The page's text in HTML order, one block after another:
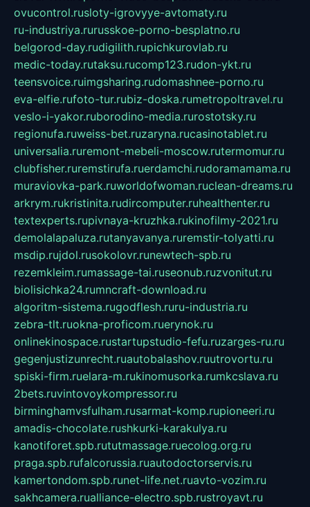
ovucontrol.rusloty-igrovyye-avtomaty.ru
ru-industriya.rurusskoe-porno-besplatno.ru
belgorod-day.rudigilith.rupichkurovlab.ru
medic-today.rutaksu.rucomp123.rudon-ykt.ru
teensvoice.ruimgsharing.rudomashnee-porno.ru
eva-elfie.rufoto-tur.rubiz-doska.rumetropoltravel.ru
veslo-i-yakor.ruborodino-media.rurostotsky.ru
regionufa.ruweiss-bet.ruzaryna.rucasinotablet.ru
universalia.ruremont-mebeli-moscow.rutermomur.ru
clubfisher.ruremstirufa.ruerdamchi.rudoramamama.ru
muraviovka-park.ruworldofwoman.ruclean-dreams.ru
arkrym.rukristinita.rudircomputer.ruhealthenter.ru
textexperts.rupivnaya-kruzhka.rukinofilmy-2021.ru
demolalapaluza.rutanyavanya.ruremstir-tolyatti.ru
msdip.rujdol.rusokolovr.runewtech-spb.ru
rezemkleim.rumassage-tai.ruseonub.ruzvonitut.ru
biolisichka24.rumncraft-download.ru
algoritm-sistema.rugodflesh.ruru-industria.ru
zebra-tlt.ruokna-proficom.ruerynok.ru
onlinekinospace.rustartupstudio-fefu.ruzarges-ru.ru
gegenjustizunrecht.ruautobalashov.ruutrovortu.ru
spiski-firm.ruelara-m.rukinomusorka.rumkcslava.ru
2bets.ruvintovoykompressor.ru
birminghamvsfulham.rusarmat-komp.rupioneeri.ru
amadis-chocolate.rushkurki-karakulya.ru
kanotiforet.spb.rututmassage.ruecolog.org.ru
praga.spb.rufalcorussia.ruautodoctorservis.ru
kamertondom.spb.runet-life.net.ruavto-vozim.ru
sakhcamera.rualliance-electro.spb.rustroyavt.ru